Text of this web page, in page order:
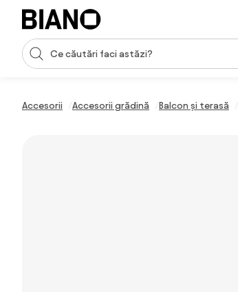
Sari peste navigare, accesează conținutul
Introducerea căutării
Accesorii Accesorii grădină Balcon și terasă